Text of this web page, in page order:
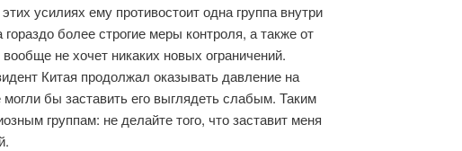
усилиях ему противостоит одна группа внутри
гораздо более строгие меры контроля, а также от
вообще не хочет никаких новых ограничений.
Китая продолжал оказывать давление на
бы заставить его выглядеть слабым. Таким
группам: не делайте того, что заставит меня